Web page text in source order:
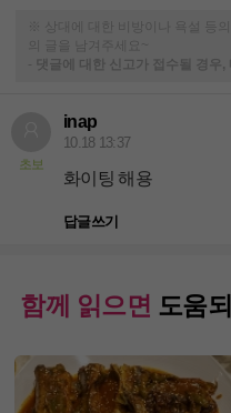
※ 상대에 대한 비방이나 욕설 등
의 글을 남겨주세요~
-
댓글에 대한 신고가 접수될 경
초보
inap
10.18 13:37
화이팅 해용
답글쓰기
함께 읽으면 도움